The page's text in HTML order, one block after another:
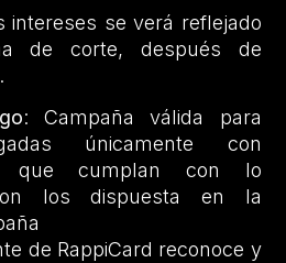
intereses se verá reflejado
de corte, después de
: Campaña válida para
únicamente con
que cumplan con lo
los dispuesta en la
de RappiCard reconoce y